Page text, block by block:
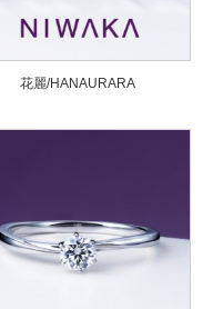
花麗/HANAURARA